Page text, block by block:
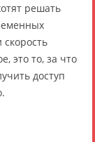
решать
это то, за что
доступ